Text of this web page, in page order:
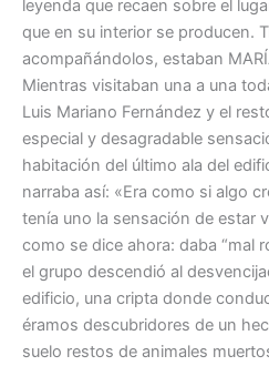
leyenda que recaen sobre el
que en su interior se producen.
acompañándolos, estaban
Mientras visitaban una a una
Luis Mariano Fernández y el
especial y desagradable
habitación del último ala del
narraba así: «Era como si algo
tenía uno la sensación de estar
como se dice ahora: daba “mal
el grupo descendió al
edificio, una cripta donde
éramos descubridores de un
suelo restos de animales